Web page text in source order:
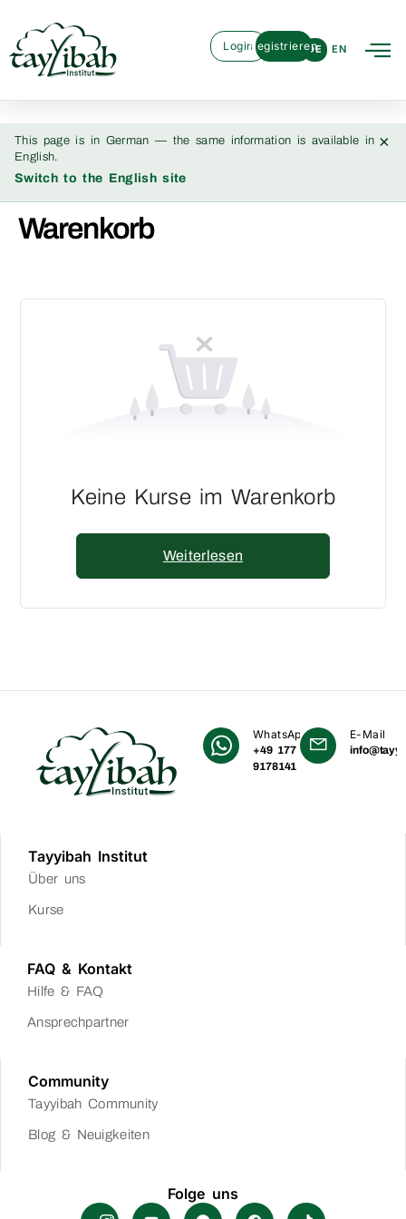
DE EN
LoginRegistrieren
This page is in German — the same information is available in
English.
Switch to the English site
×
Warenkorb
Keine Kurse im Warenkorb
Weiterlesen
WhatsApp
+49 177
9178141
E-Mail
Tayyibah Institut
Über uns
Kurse
FAQ & Kontakt
Hilfe & FAQ
Ansprechpartner
Community
Tayyibah Community
Blog & Neuigkeiten
Folge uns